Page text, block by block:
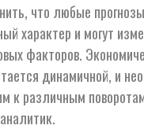
что любые
характер и могут
факторов.
динамичной, и
к различным